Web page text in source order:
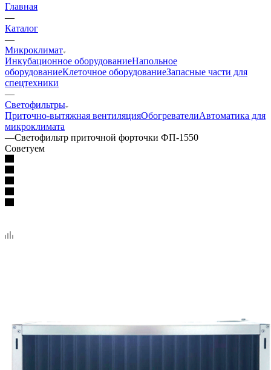
Главная
—
Каталог
—
Микроклимат
Инкубационное оборудованиеНапольное
оборудованиеКлеточное оборудованиеЗапасные части для
спецтехники
—
Светофильтры
Приточно-вытяжная вентиляцияОбогревателиАвтоматика для
микроклимата
—Светофильтр приточной форточки ФП-1550
Советуем